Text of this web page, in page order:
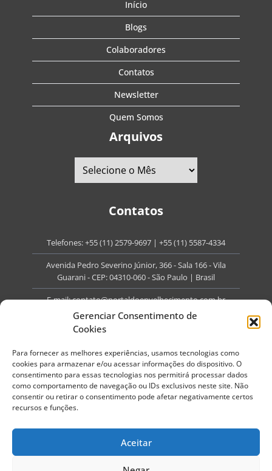
Gerenciar Consentimento de
Cookies
Para fornecer as melhores experiências, usamos tecnologias como
cookies para armazenar e/ou acessar informações do dispositivo. O
consentimento para essas tecnologias nos permitirá processar dados
como comportamento de navegação ou IDs exclusivos neste site. Não
consentir ou retirar o consentimento pode afetar negativamente certos
recursos e funções.
Aceitar
Início
Blogs
Colaboradores
Contatos
Newsletter
Quem Somos
Arquivos
Contatos
Telefones:+55 (11) 2579-9697 | +55 (11) 5587-4334
Avenida Pedro Severino Júnior, 366 - Sala 166 - Vila
Guarani - CEP: 04310-060 - São Paulo | Brasil
E-mail:contato@portaldoenvelhecimento.com.br
Website:portaldoenvelhecimento.com.br
Todos os direitos reservados.